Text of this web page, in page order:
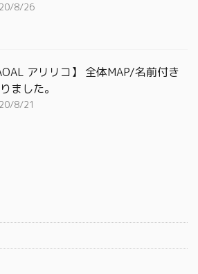
8/26
アリリコ】 全体MAP/名前付き
ました。
8/21